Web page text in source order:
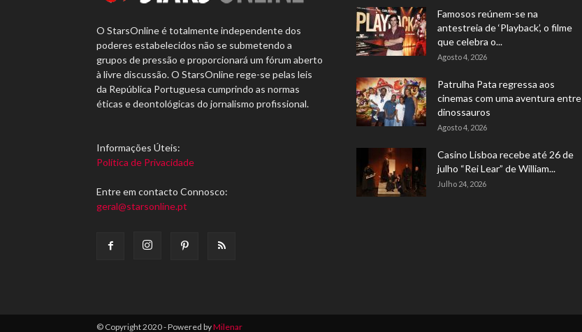
O StarsOnline é totalmente independente dos
poderes estabelecidos não se submetendo a
grupos de pressão e proporcionará um fórum aberto
à livre discussão. O StarsOnline rege-se pelas leis
da República Portuguesa cumprindo as normas
éticas e deontológicas do jornalismo profissional.
Informações Úteis:
Política de Privacidade
Entre em contacto Connosco:
geral@starsonline.pt
Famosos reúnem-se na
antestreia de ‘Playback’, o filme
que celebra o...
Agosto 4, 2026
Patrulha Pata regressa aos
cinemas com uma aventura entre
dinossauros
Agosto 4, 2026
Casino Lisboa recebe até 26 de
julho “Rei Lear” de William...
Julho 24, 2026
© Copyright 2020 - Powered byMilenar